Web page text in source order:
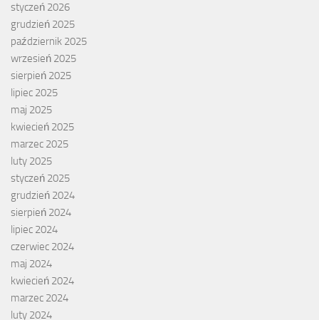
styczeń 2026
grudzień 2025
październik 2025
wrzesień 2025
sierpień 2025
lipiec 2025
maj 2025
kwiecień 2025
marzec 2025
luty 2025
styczeń 2025
grudzień 2024
sierpień 2024
lipiec 2024
czerwiec 2024
maj 2024
kwiecień 2024
marzec 2024
luty 2024